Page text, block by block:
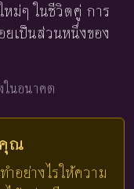
ม่ๆ ในชีวิตคู่ การ
ยเป็นส่วนหนึ่งของ
ในอนาคต
ณ
อย่างไรให้ความ